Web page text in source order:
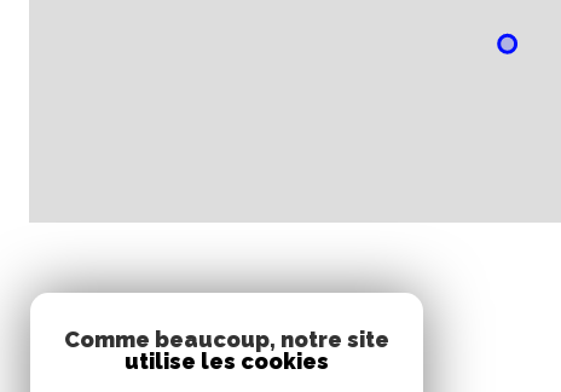
Comme beaucoup, notre site
utilise les cookies